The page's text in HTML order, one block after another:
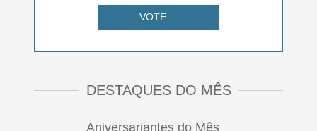
VOTE
DESTAQUES DO MÊS
Aniversariantes do Mês